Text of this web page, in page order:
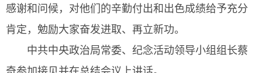
感谢和问候，对他们的辛勤付出和出色成绩给予充分
肯定，勉励大家奋发进取、再立新功。
中共中央政治局常委、纪念活动领导小组组长蔡